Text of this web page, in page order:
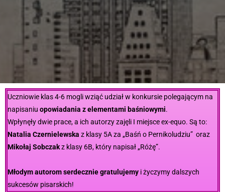
Uczniowie klas 4-6 mogli wziąć udział w konkursie polegającym na
napisaniu opowiadania z elementami baśniowymi.
Wpłynęły dwie prace, a ich autorzy zajęli I miejsce ex-equo. Są to:
Natalia Czernielewska z klasy 5A za „Baśń o Pernikoludziu” oraz
Mikołaj Sobczakz klasy 6B, który napisał „Różę”.
Młodym autorom serdecznie gratulujemy i życzymy dalszych
sukcesów pisarskich!